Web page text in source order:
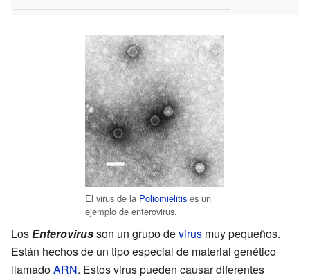
El virus de la Poliomielitis es un
ejemplo de enterovirus.
LosEnterovirusson un grupo devirus muy pequeños.
Están hechos de un tipo especial de material genético
llamadoARN. Estos virus pueden causar diferentes